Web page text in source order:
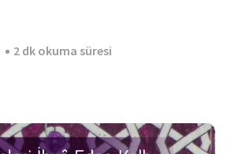
2 dk okuma süresi